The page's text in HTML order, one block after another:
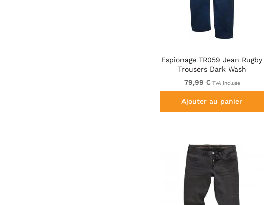
Espionage TR059 Jean Rugby
Trousers Dark Wash
79,99 € TVA incluse
Ajouter au panier